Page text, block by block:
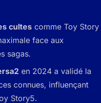
cultes comme Toy Story
face aux
sagas.
en 2024 a validé la
connues, influençant
Story5.